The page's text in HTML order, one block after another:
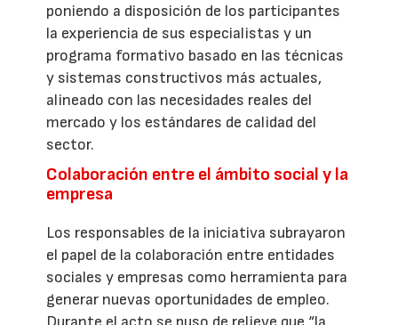
poniendo a disposición de los participantes
la experiencia de sus especialistas y un
programa formativo basado en las técnicas
y sistemas constructivos más actuales,
alineado con las necesidades reales del
mercado y los estándares de calidad del
sector.
Colaboración entre el ámbito social y la
empresa
Los responsables de la iniciativa subrayaron
el papel de la colaboración entre entidades
sociales y empresas como herramienta para
generar nuevas oportunidades de empleo.